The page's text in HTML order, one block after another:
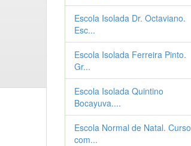
Escola Isolada Dr. Octaviano.
Esc...
Escola Isolada Ferreira Pinto.
Gr...
Escola Isolada Quintino
Bocayuva....
Escola Normal de Natal. Curso
com...